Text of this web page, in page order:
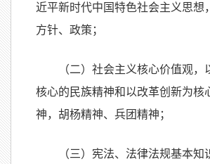
近平新时代中国特色社会主义思想
方针、政策；
（二）社会主义核心价值观，
核心的民族精神和以改革创新为核
神，胡杨精神、兵团精神；
（三）宪法、法律法规基本知